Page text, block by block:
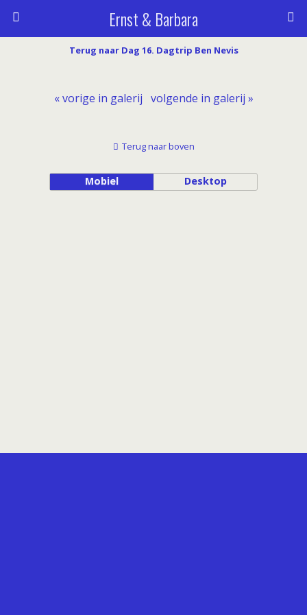
Ernst & Barbara
Terug naar Dag 16. Dagtrip Ben Nevis
« vorige in galerij volgende in galerij »
Terug naar boven
Mobiel Desktop